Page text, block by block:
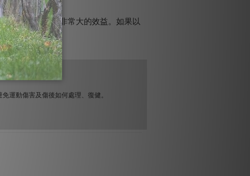
方面運動都有非常大的效益。如果以
運動傷害及傷後如何處理、復健。